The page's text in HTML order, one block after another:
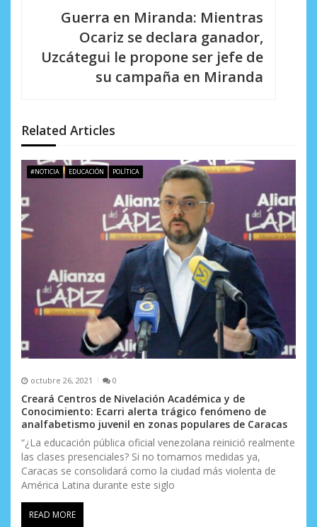
d
e
e
n
t
a
s
Guerra en Miranda: Mientras
Ocariz se declara ganador,
Uzcátegui le propone ser jefe de
su campaña en Miranda
Related Articles
#NOTICIA EDUCACIÓN POLÍTICA
octubre 26, 2021 0
Creará Centros de Nivelación Académica y de
Conocimiento: Ecarri alerta trágico fenómeno de
analfabetismo juvenil en zonas populares de Caracas
“¿La educación pública oficial venezolana reinició realmente
las clases presenciales? Si no tomamos medidas ya,
Caracas se consolidará como la ciudad más violenta de
América Latina durante este siglo
READ MORE